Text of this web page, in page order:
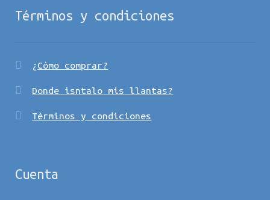
Términos y condiciones
¿Còmo comprar?
Donde isntalo mis llantas?
Tèrminos y condiciones
Cuenta